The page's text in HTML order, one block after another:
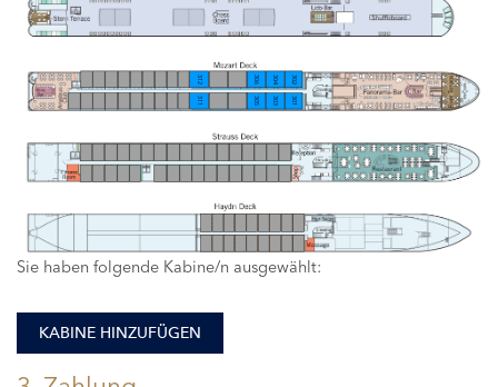
301
302
303
304
305
306
311
312
Sie haben folgende Kabine/n ausgewählt:
KABINE HINZUFÜGEN